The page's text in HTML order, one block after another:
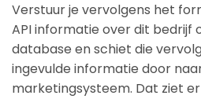
Verstuur je vervolgens het
API informatie over dit bedrijf
database en schiet die
ingevulde informatie door
marketingsysteem. Dat ziet er